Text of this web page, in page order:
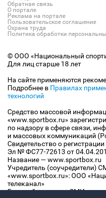
Обратная связь
О портале
Реклама на портале
Пользовательское соглашение
Охрана труда
Политика обработки
© ООО «Национальный
Для лиц старше 18 лет
На сайте применяются
Подробнее в Правилах
технологий
Средство массовой
«www.sportbox.ru»
по надзору в сфере связи,
и массовых коммуникаций
Свидетельство о
Эл № ФС77-72613 от
Название — www.sportbox.ru
Учредитель (соучредители)
«www.sportbox.ru»: ООО
телеканал»
Главный редактор СМИ